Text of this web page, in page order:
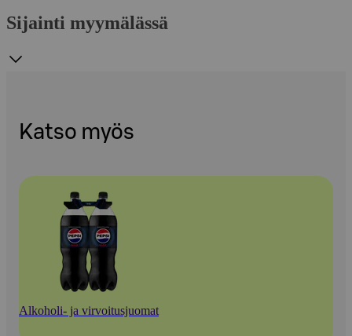
Sijainti myymälässä
Katso myös
Alkoholi- ja virvoitusjuomat